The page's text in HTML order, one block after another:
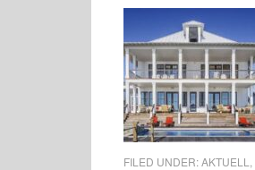
FILED UNDER:AKTUELL